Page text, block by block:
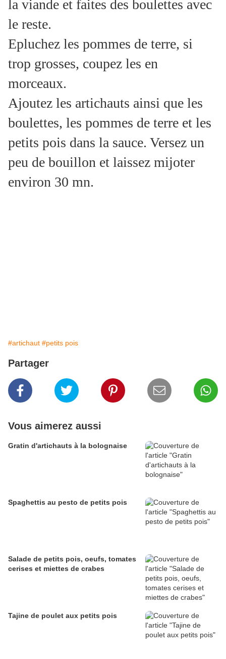
la viande et faites des boulettes avec
le reste.
Epluchez les pommes de terre, si
trop grosses, coupez les en
morceaux.
Ajoutez les artichauts ainsi que les
boulettes, les pommes de terre et les
petits pois dans la sauce. Versez un
peu de bouillon et laissez mijoter
environ 30 mn.
#artichaut #petits pois
Partager
Vous aimerez aussi
Gratin d'artichauts à la bolognaise
Spaghettis au pesto de petits pois
Salade de petits pois, oeufs, tomates
cerises et miettes de crabes
Tajine de poulet aux petits pois